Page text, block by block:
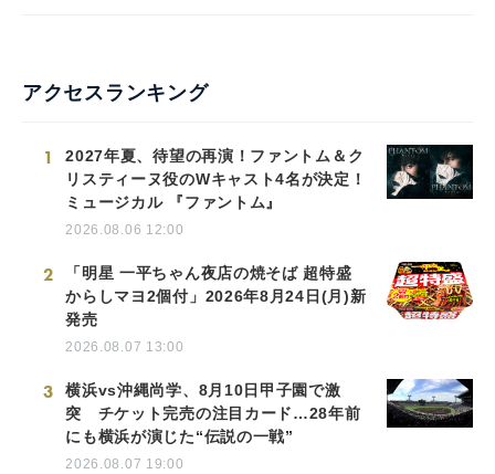
アクセスランキング
1
2027年夏、待望の再演！ファントム＆ク
リスティーヌ役のWキャスト4名が決定！
ミュージカル 『ファントム』
2026.08.06 12:00
2
「明星 一平ちゃん夜店の焼そば 超特盛
からしマヨ2個付」2026年8月24日(月)新
発売
2026.08.07 13:00
3
横浜vs沖縄尚学、8月10日甲子園で激
突 チケット完売の注目カード…28年前
にも横浜が演じた“伝説の一戦”
2026.08.07 19:00